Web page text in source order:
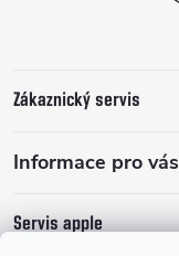
Zákaznický servis
Informace pro vás
Servis apple